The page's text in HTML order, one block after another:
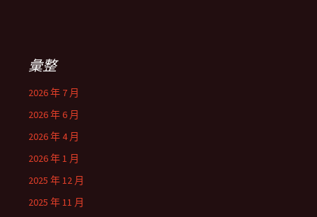
彙整
2026 年 7 月
2026 年 6 月
2026 年 4 月
2026 年 1 月
2025 年 12 月
2025 年 11 月